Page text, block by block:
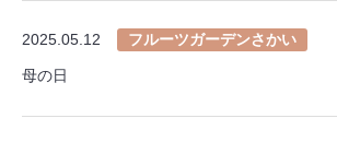
2025.05.12 フルーツガーデンさかい
母の日